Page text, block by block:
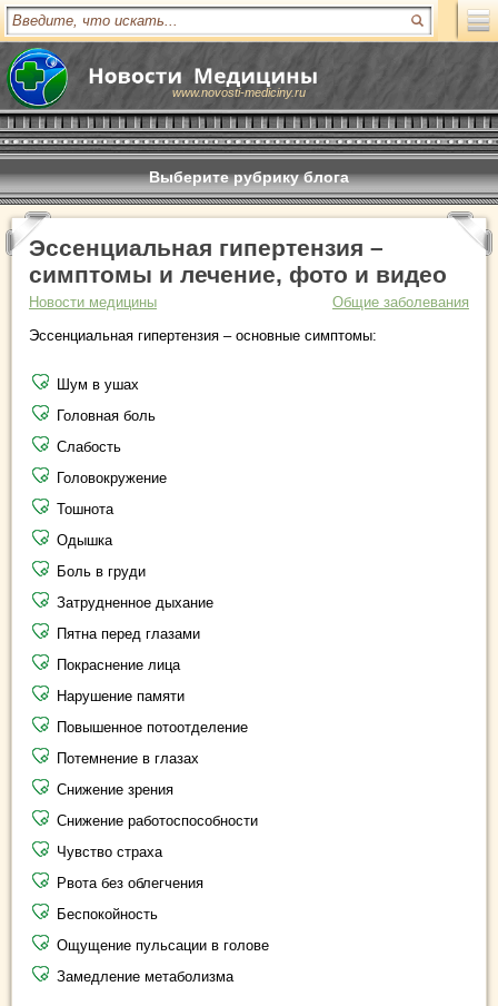
www.novosti-mediciny.ru
Выберите рубрику блога
Эссенциальная гипертензия –
симптомы и лечение, фото и видео
Новости медицины
Общие заболевания
Эссенциальная гипертензия – основные симптомы:
Шум в ушах
Головная боль
Слабость
Головокружение
Тошнота
Одышка
Боль в груди
Затрудненное дыхание
Пятна перед глазами
Покраснение лица
Нарушение памяти
Повышенное потоотделение
Потемнение в глазах
Снижение зрения
Снижение работоспособности
Чувство страха
Рвота без облегчения
Беспокойность
Ощущение пульсации в голове
Замедление метаболизма